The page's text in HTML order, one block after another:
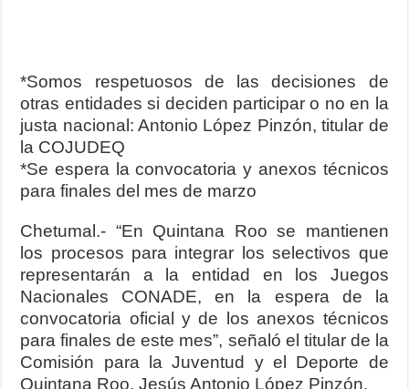
*Somos respetuosos de las decisiones de
otras entidades si deciden participar o no en la
justa nacional: Antonio López Pinzón, titular de
la COJUDEQ
*Se espera la convocatoria y anexos técnicos
para finales del mes de marzo
Chetumal.- “En Quintana Roo se mantienen
los procesos para integrar los selectivos que
representarán a la entidad en los Juegos
Nacionales CONADE, en la espera de la
convocatoria oficial y de los anexos técnicos
para finales de este mes”, señaló el titular de la
Comisión para la Juventud y el Deporte de
Quintana Roo, Jesús Antonio López Pinzón.